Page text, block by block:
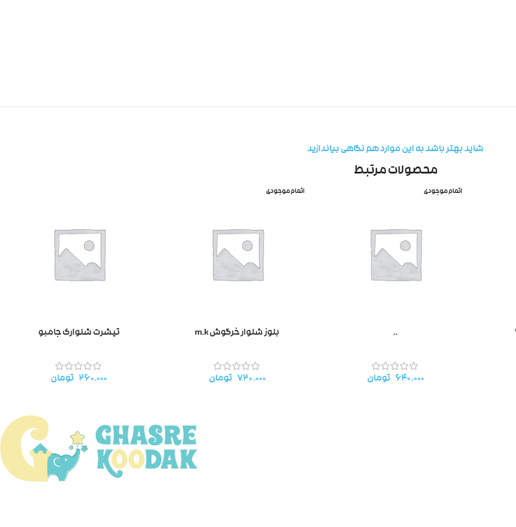
شاید بهتر باشد به این موارد هم نگاهی بیاندازید
محصولات مرتبط
اتمام موجودی
..
۶۴۰.۰۰۰ تومان
اتمام موجودی
بلوز شلوار خرگوش m.k
۷۲۰.۰۰۰ تومان
تیشرت شلوارک جامبو
۲۶۰.۰۰۰ تومان